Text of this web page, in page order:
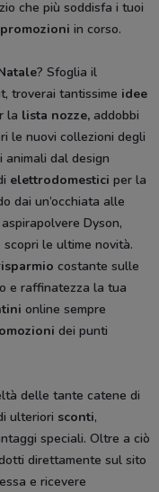
che più soddisfa i tuoi
promozioni in corso.
? Sfoglia il
troverai tantissime idee
la lista nozze, addobbi
le nuovi collezioni degli
dal design
elettrodomestici per la
dai un’occhiata alle
aspirapolvere Dyson,
le ultime novità.
costante sulle
e raffinatezza la tua
online sempre
dei punti
delle tante catene di
ulteriori sconti,
speciali. Oltre a ciò
direttamente sul sito
e ricevere